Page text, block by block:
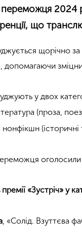
2024
що
щорічно
у двох
(проза,
нонфікшн
оголосили
«Зустріч» у
, «Солід. Взуттєва